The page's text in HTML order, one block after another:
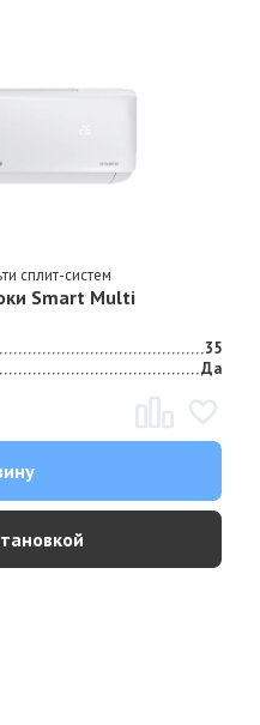
сплит-систем
Smart Multi
35
Да